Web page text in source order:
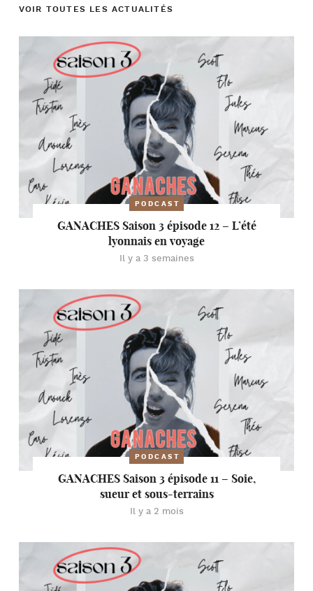
VOIR TOUTES LES ACTUALITÉS
PODCAST
GANACHES Saison 3 épisode 12 – L’été
lyonnais en voyage
Il y a 3 semaines
PODCAST
GANACHES Saison 3 épisode 11 – Soie,
sueur et sous-terrains
Il y a 2 mois